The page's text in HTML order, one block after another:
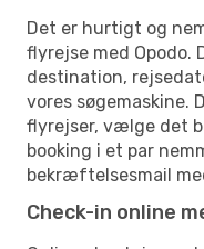
Det er hurtigt og
flyrejse med Opodo.
destination,
vores søgemaskine.
flyrejser, vælge det
booking i et par
bekræftelsesmail
Check-in online